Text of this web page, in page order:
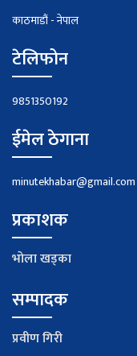
काठमाडौं - नेपाल
टेलिफोन
9851350192
ईमेल ठेगाना
minutekhabar@gmail.com
प्रकाशक
भाेला खड्का
सम्पादक
प्रवीण गिरी